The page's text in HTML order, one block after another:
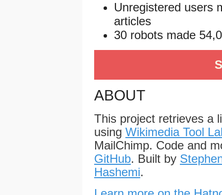
Unregistered users
articles
30 robots made
ABOUT
This project retrieves a
using Wikimedia Tool
MailChimp. Code and
GitHub. Built by
Hashemi.